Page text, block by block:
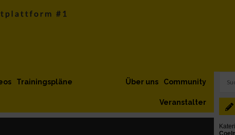
Trainingspläne Community
Über uns
Veranstalter